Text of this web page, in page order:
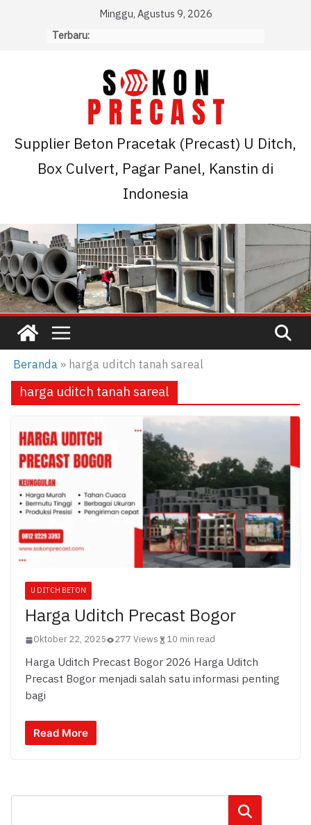
Minggu, Agustus 9, 2026
Terbaru:
Supplier Beton Pracetak (Precast) U Ditch,
Box Culvert, Pagar Panel, Kanstin di
Indonesia
Beranda» harga uditch tanah sareal
harga uditch tanah sareal
U DITCH BETON
Harga Uditch Precast Bogor
Oktober 22, 2025 277 Views 10 min read
Harga Uditch Precast Bogor 2026 Harga Uditch
Precast Bogor menjadi salah satu informasi penting
bagi
Read More
Cari